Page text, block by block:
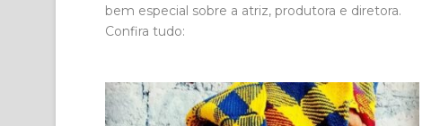
bem especial sobre a atriz, produtora e diretora.
Confira tudo: